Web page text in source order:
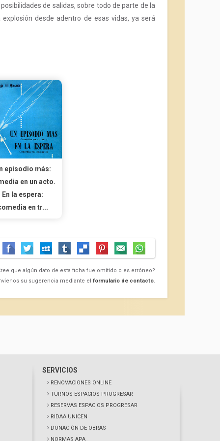
de salidas, sobre todo de parte de la
desde adentro de esas vidas, ya será
episodio más:
en un acto.
En la espera:
en tr...
que algún dato de esta ficha fue omitido o es erróneo?
su sugerencia mediante el formulario de contacto.
SERVICIOS
RENOVACIONES ONLINE
TURNOS ESPACIOS PROGRESAR
RESERVAS ESPACIOS PROGRESAR
RIDAA UNICEN
DONACIÓN DE OBRAS
NORMAS APA